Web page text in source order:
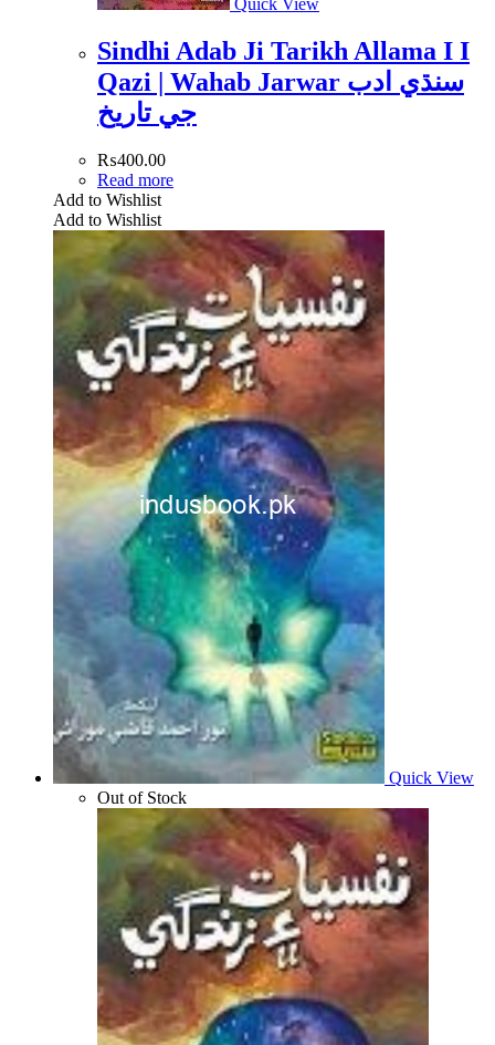
Quick View
Sindhi Adab Ji Tarikh Allama I I
Qazi | Wahab Jarwar سنڌي ادب
جي تاريخ
₨400.00
Read more
Add to Wishlist
Add to Wishlist
Quick View
Out of Stock